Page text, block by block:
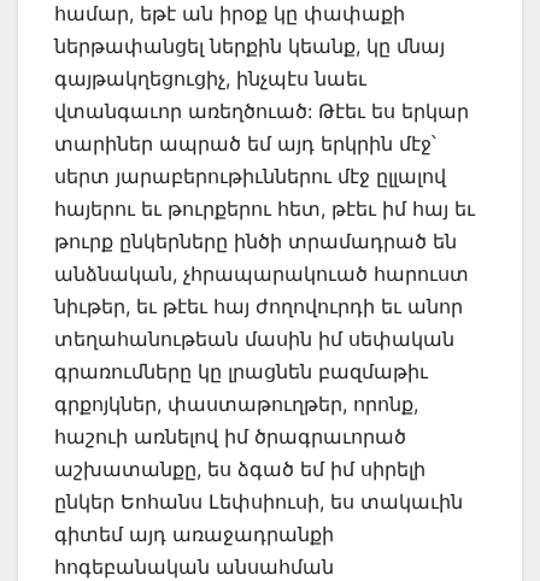
համար, եթէ ան իրօք կը փափաքի
ներթափանցել ներքին կեանք, կը մնայ
գայթակղեցուցիչ, ինչպէս նաեւ
վտանգաւոր առեղծուած: Թէեւ ես երկար
տարիներ ապրած եմ այդ երկրին մէջ՝
սերտ յարաբերութիւններու մէջ ըլլալով
հայերու եւ թուրքերու հետ, թէեւ իմ հայ եւ
թուրք ընկերները ինծի տրամադրած են
անձնական, չհրապարակուած հարուստ
նիւթեր, եւ թէեւ հայ ժողովուրդի եւ անոր
տեղահանութեան մասին իմ սեփական
գրառումները կը լրացնեն բազմաթիւ
գրքոյկներ, փաստաթուղթեր, որոնք,
հաշուի առնելով իմ ծրագրաւորած
աշխատանքը, ես ձգած եմ իմ սիրելի
ընկեր Եոհանս Լեփսիուսի, ես տակաւին
գիտեմ այդ առաջադրանքի
հոգեբանական անսահման